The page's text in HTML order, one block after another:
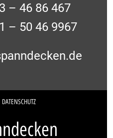
– 46 86 467
– 50 46 9967
DATENSCHUTZ